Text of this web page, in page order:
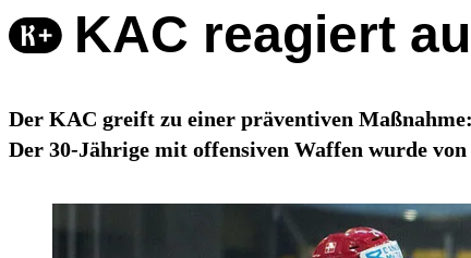
KAC reagiert
Der KAC greift zu einer präventiven
Der 30-Jährige mit offensiven Waffen wurde